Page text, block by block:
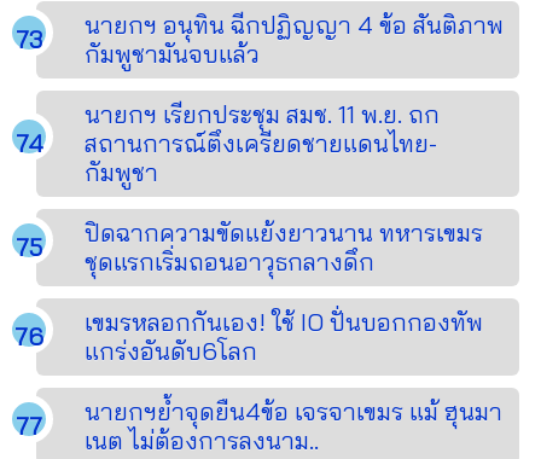
นายกฯ อนุทิน ฉีกปฏิญญา 4 ข้อ สันติภาพ
กัมพูชามันจบแล้ว
นายกฯ เรียกประชุม สมช. 11 พ.ย. ถก
สถานการณ์ตึงเครียดชายแดนไทย-
กัมพูชา
ปิดฉากความขัดแย้งยาวนาน ทหารเขมร
ชุดแรกเริ่มถอนอาวุธกลางดึก
เขมรหลอกกันเอง! ใช้ IO ปั่นบอกกองทัพ
แกร่งอันดับ6โลก
นายกฯย้ำจุดยืน4ข้อ เจรจาเขมร แม้ ฮุนมา
เนต ไม่ต้องการลงนาม..